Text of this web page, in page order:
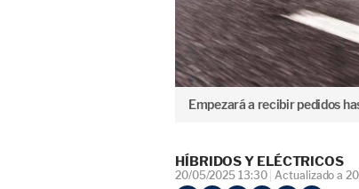
Empezará a recibir pedidos
HÍBRIDOS Y ELÉCTRICOS
20/05/2025 13:30 Actualizado a